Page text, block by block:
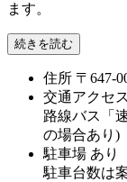
ます。
続きを読む
住所 〒647-
交通アクセス
路線バス「
の場合あり)
駐車場 あり
駐車台数は